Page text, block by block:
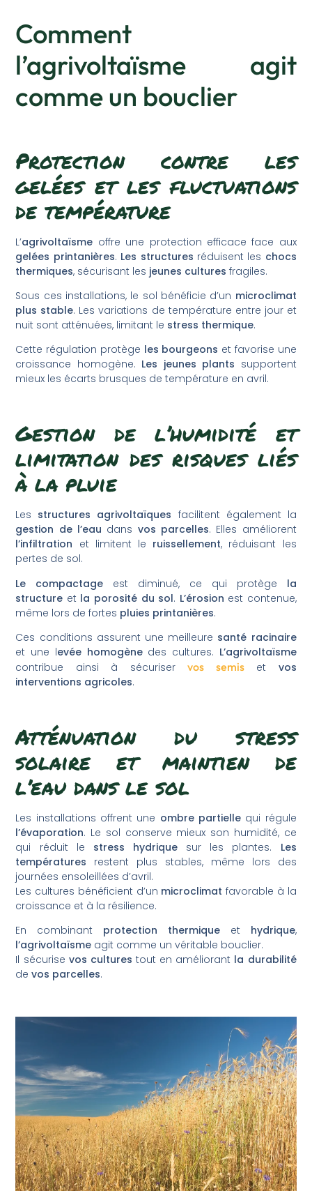
Comment
l’agrivoltaïsme agit
comme un bouclier
Protection contre les
gelées et les fluctuations
de température
L’agrivoltaïsme offre une protection efficace face aux
gelées printanières. Les structures réduisent les chocs
thermiques, sécurisant les jeunes cultures fragiles.
Sous ces installations, le sol bénéficie d’un microclimat
plus stable. Les variations de température entre jour et
nuit sont atténuées, limitant le stress thermique.
Cette régulation protège les bourgeons et favorise une
croissance homogène. Les jeunes plants supportent
mieux les écarts brusques de température en avril.
Gestion de l’humidité et
limitation des risques liés
à la pluie
Les structures agrivoltaïques facilitent également la
gestion de l’eau dans vos parcelles. Elles améliorent
l’infiltration et limitent le ruissellement, réduisant les
pertes de sol.
Le compactage est diminué, ce qui protège la
structure et la porosité du sol. L’érosion est contenue,
même lors de fortes pluies printanières.
Ces conditions assurent une meilleure santé racinaire
et une levée homogènedes cultures. L’agrivoltaïsme
contribue ainsi à sécuriservos semiset vos
interventions agricoles.
Atténuation du stress
solaire et maintien de
l’eau dans le sol
Les installations offrent une ombre partielle qui régule
l’évaporation. Le sol conserve mieux son humidité, ce
qui réduit le stress hydrique sur les plantes. Les
températures restent plus stables, même lors des
journées ensoleillées d’avril.
Les cultures bénéficient d’un microclimat favorable à la
croissance et à la résilience.
En combinant protection thermiqueet hydrique,
l’agrivoltaïsme agit comme un véritable bouclier.
Il sécurise vos cultures tout en améliorant la durabilité
devos parcelles.